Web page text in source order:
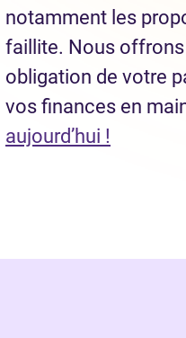
notamment les
faillite. Nous
obligation de votre
vos finances en
aujourd’hui !